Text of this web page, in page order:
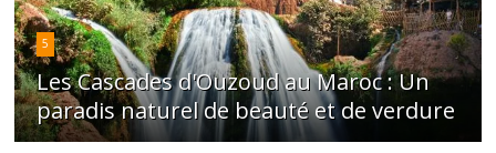
5
Les Cascades d'Ouzoud au Maroc : Un
paradis naturel de beauté et de verdure